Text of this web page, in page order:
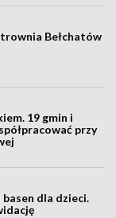
Bełchatów
19 gmin i
przy
dla dzieci.